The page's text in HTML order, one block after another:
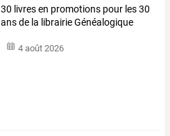
30 livresen promotions pour les30
ansde la librairieGénéalogique
4 août 2026